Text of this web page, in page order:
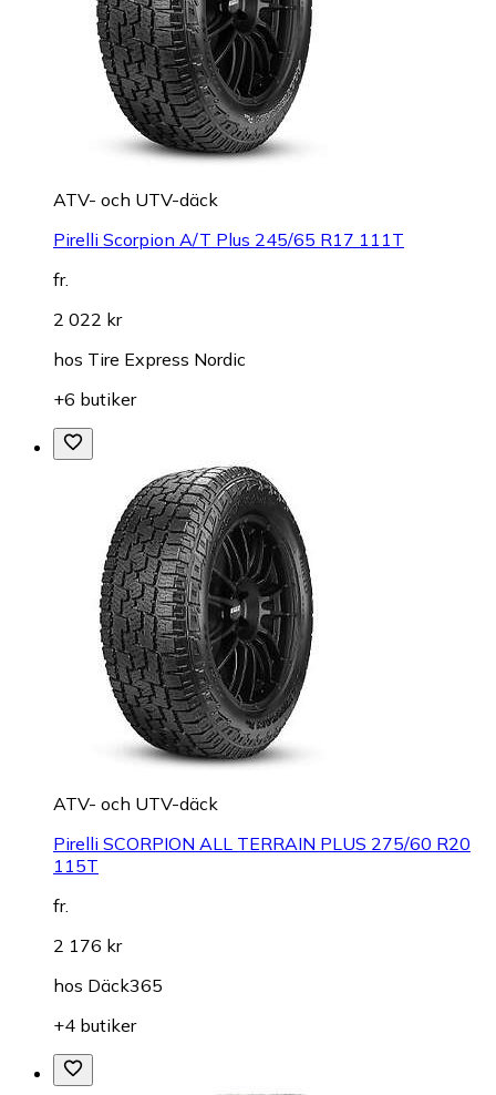
ATV- och UTV-däck
Pirelli Scorpion A/T Plus 245/65 R17 111T
fr.
2 022 kr
hos Tire Express Nordic
+6 butiker
ATV- och UTV-däck
Pirelli SCORPION ALL TERRAIN PLUS 275/60 R20
115T
fr.
2 176 kr
hos Däck365
+4 butiker